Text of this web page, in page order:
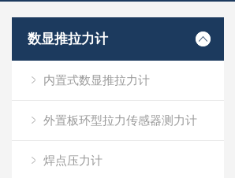
数显推拉力计
内置式数显推拉力计
外置板环型拉力传感器测力计
焊点压力计